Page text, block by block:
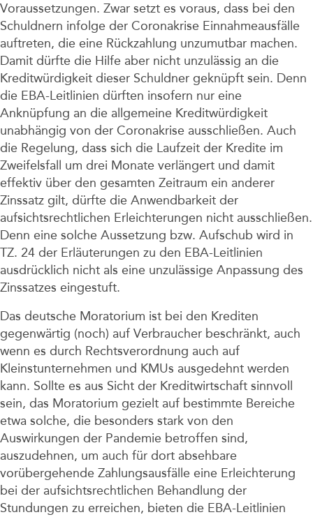
Voraussetzungen. Zwar setzt es voraus, dass bei den
Schuldnern infolge der Coronakrise Einnahmeausfälle
auftreten, die eine Rückzahlung unzumutbar machen.
Damit dürfte die Hilfe aber nicht unzulässig an die
Kreditwürdigkeit dieser Schuldner geknüpft sein. Denn
die EBA-Leitlinien dürften insofern nur eine
Anknüpfung an die allgemeine Kreditwürdigkeit
unabhängig von der Coronakrise ausschließen. Auch
die Regelung, dass sich die Laufzeit der Kredite im
Zweifelsfall um drei Monate verlängert und damit
effektiv über den gesamten Zeitraum ein anderer
Zinssatz gilt, dürfte die Anwendbarkeit der
aufsichtsrechtlichen Erleichterungen nicht ausschließen.
Denn eine solche Aussetzung bzw. Aufschub wird in
TZ. 24 der Erläuterungen zu den EBA-Leitlinien
ausdrücklich nicht als eine unzulässige Anpassung des
Zinssatzes eingestuft.
Das deutsche Moratorium ist bei den Krediten
gegenwärtig (noch) auf Verbraucher beschränkt, auch
wenn es durch Rechtsverordnung auch auf
Kleinstunternehmen und KMUs ausgedehnt werden
kann. Sollte es aus Sicht der Kreditwirtschaft sinnvoll
sein, das Moratorium gezielt auf bestimmte Bereiche
etwa solche, die besonders stark von den
Auswirkungen der Pandemie betroffen sind,
auszudehnen, um auch für dort absehbare
vorübergehende Zahlungsausfälle eine Erleichterung
bei der aufsichtsrechtlichen Behandlung der
Stundungen zu erreichen, bieten die EBA-Leitlinien